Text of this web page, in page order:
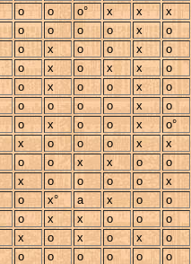
o o o° x x x
o o o o x o
o x o o x o
o x o x x o
o x o o x o
o o o o x o
o x o o x o°
x o o o x x
o o x x o o
x o o o o x
o x° a x o o
o x x o o o
x o x o x o
o o o o o o